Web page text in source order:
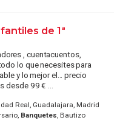
de 1ª
, cuentacuentos,
lo que necesites para
y lo mejor el... precio
desde 99 € ...
Real, Guadalajara, Madrid
Banquetes, Bautizo